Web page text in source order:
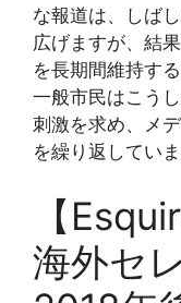
な報道は、しば
広げますが、結
を長期間維持す
一般市民はこう
刺激を求め、メ
を繰り返していま
【
海外セ